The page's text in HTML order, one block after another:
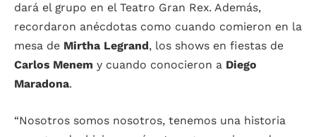
dará el grupo en el Teatro Gran Rex. Además,
recordaron anécdotas como cuando comieron en la
mesa de Mirtha Legrand, los shows en fiestas de
Carlos Menem y cuando conocieron a Diego
Maradona.
“Nosotros somos nosotros, tenemos una historia